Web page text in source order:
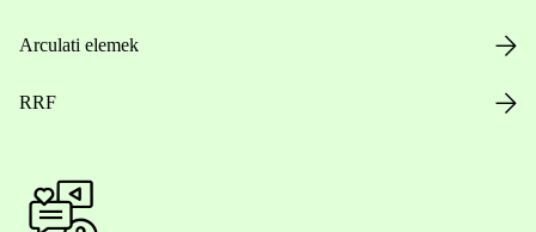
Arculati elemek
RRF